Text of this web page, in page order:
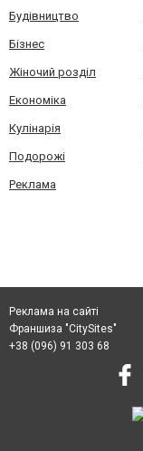
Будівництво
Бізнес
Жіночий розділ
Економіка
Кулінарія
Подорожі
Реклама
Реклама на сайті
Франшиза "CitySites"
+38 (096) 91 303 68